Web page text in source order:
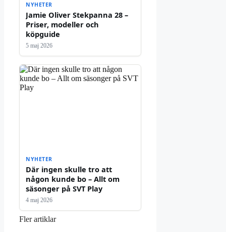
NYHETER
Jamie Oliver Stekpanna 28 –
Priser, modeller och
köpguide
5 maj 2026
NYHETER
Där ingen skulle tro att
någon kunde bo – Allt om
säsonger på SVT Play
4 maj 2026
Fler artiklar